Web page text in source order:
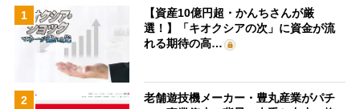
1
【資産10億円超・かんちさんが厳
選！】「キオクシアの次」に資金が流
れる期待の高…
2
老舗遊技機メーカー・豊丸産業がパチ